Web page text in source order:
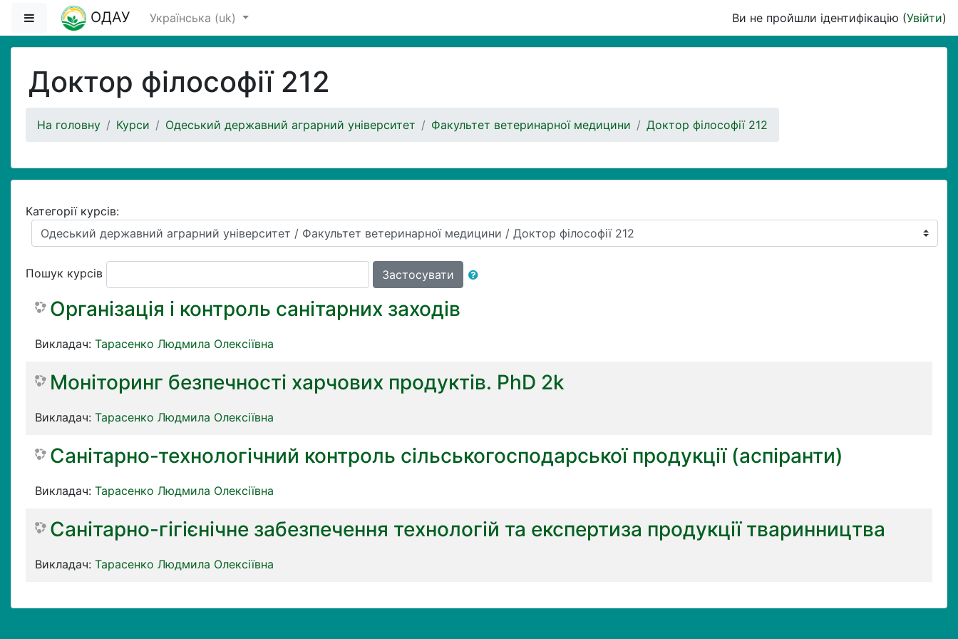
Перейти до головного вмісту
Бокова панель
ОДАУ Українська ‎(uk)‎ Ви не пройшли ідентифікацію (Увійти)
Доктор філософії 212
На головну Курси Одеський державний аграрний університет Факультет ветеринарної медицини Доктор філософії 212
Категорії курсів:
Пошук курсів Застосувати
Організація і контроль санітарних заходів
Викладач: Тарасенко Людмила Олексіївна
Моніторинг безпечності харчових продуктів. PhD 2k
Викладач: Тарасенко Людмила Олексіївна
Санітарно-технологічний контроль сільськогосподарської продукції (аспіранти)
Викладач: Тарасенко Людмила Олексіївна
Санітарно-гігієнічне забезпечення технологій та експертиза продукції тваринництва
Викладач: Тарасенко Людмила Олексіївна